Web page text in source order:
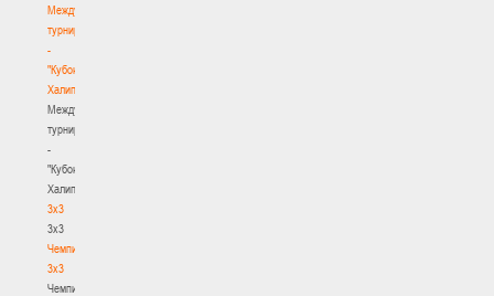
Международный
турнир
-
"Кубок
Халипского"
Международный
турнир
-
"Кубок
Халипского"
3x3
3x3
Чемпионат
3х3
Чемпионат